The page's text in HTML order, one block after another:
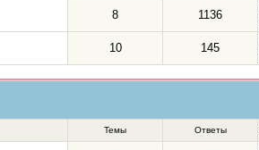
8 1136
10 145
Темы Ответы